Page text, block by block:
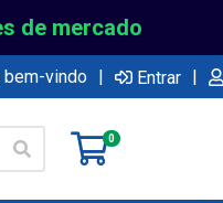
de mercado
bem-vindo | Entrar |
0